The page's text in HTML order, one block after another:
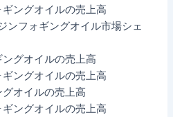
ングオイルの売上高
ンフォギングオイル市場シェ
ングオイルの売上高
ングオイルの売上高
グオイルの売上高
ングオイルの売上高